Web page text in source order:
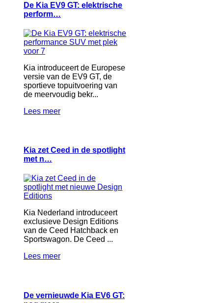
De Kia EV9 GT: elektrische
perform…
Kia introduceert de Europese
versie van de EV9 GT, de
sportieve topuitvoering van
de meervoudig bekr...
Lees meer
Kia zet Ceed in de spotlight
met n…
Kia Nederland introduceert
exclusieve Design Editions
van de Ceed Hatchback en
Sportswagon. De Ceed ...
Lees meer
De vernieuwde Kia EV6 GT: